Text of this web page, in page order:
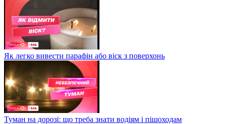
Як легко вивести парафін або віск з поверхонь
Туман на дорозі: що треба знати водіям і пішоходам